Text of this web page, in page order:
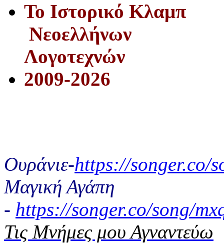
Το Iστορικό Κλαμπ
Νεοελλήνων
Λογοτεχνών
2009-2026
Ουράνιε-https://songer.co/
Μαγική Αγάπη
- https://songer.co/song/
Τις Μνήμες μου Αγναντεύω